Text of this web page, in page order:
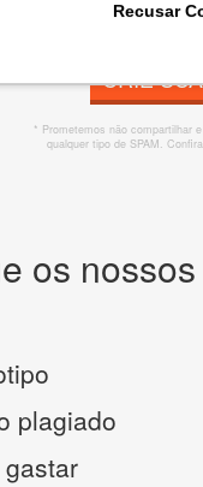
Recusar
CRIE
* Prometemos não compartilhar
qualquer tipo de SPAM.
os
plagiado